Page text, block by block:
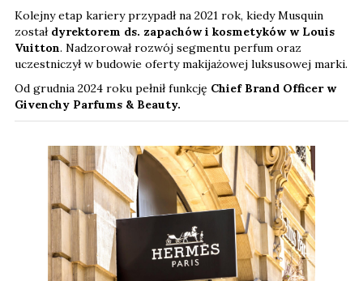
Kolejny etap kariery przypadł na 2021 rok, kiedy Musquin
został dyrektorem ds. zapachów i kosmetyków w Louis
Vuitton. Nadzorował rozwój segmentu perfum oraz
uczestniczył w budowie oferty makijażowej luksusowej marki.
Od grudnia 2024 roku pełnił funkcję Chief Brand Officer w
Givenchy Parfums & Beauty.